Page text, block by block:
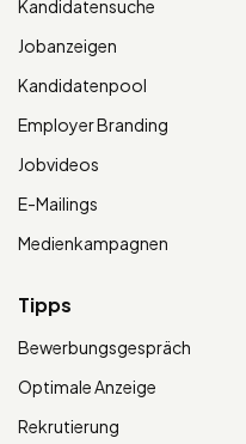
Kandidatensuche
Jobanzeigen
Kandidatenpool
Employer Branding
Jobvideos
E-Mailings
Medienkampagnen
Tipps
Bewerbungsgespräch
Optimale Anzeige
Rekrutierung